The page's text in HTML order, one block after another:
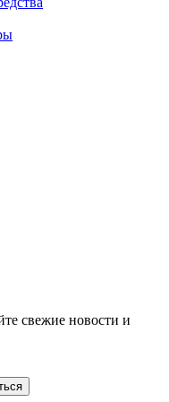
свежие новости и